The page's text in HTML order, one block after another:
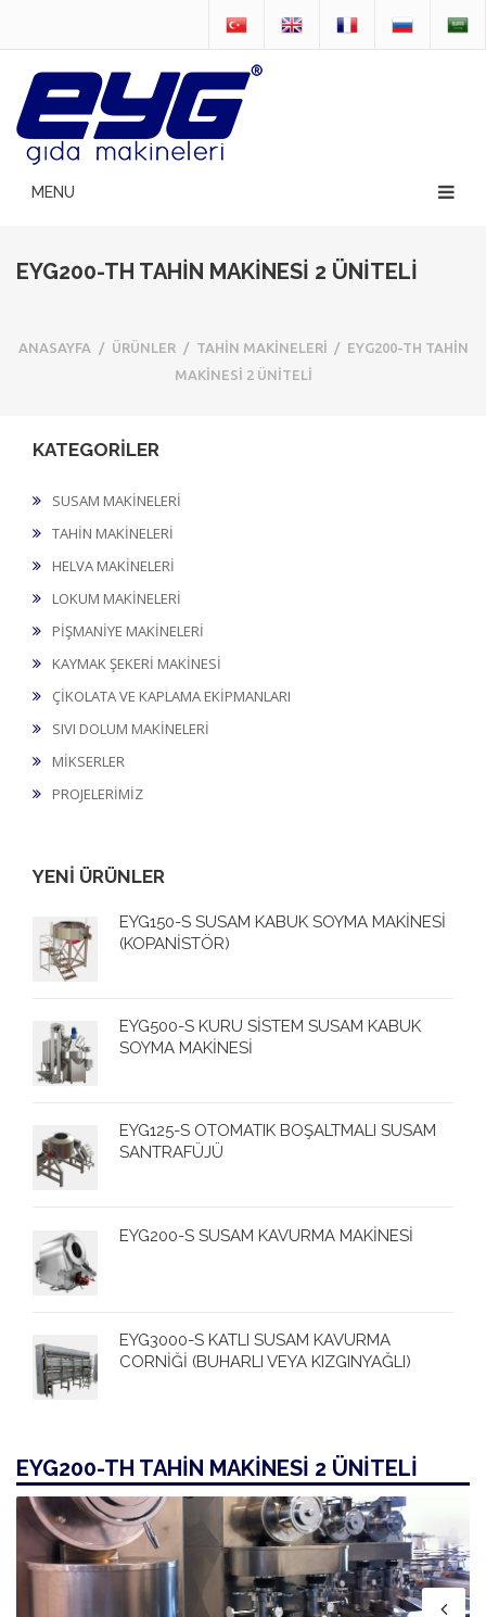
EYG200-TH TAHİN MAKİNESİ 2 ÜNİTELİ
ANASAYFA / ÜRÜNLER / TAHİN MAKİNELERİ /
EYG200-TH TAHİN
MAKİNESİ 2 ÜNİTELİ
KATEGORİLER
SUSAM MAKİNELERİ
TAHİN MAKİNELERİ
HELVA MAKİNELERİ
LOKUM MAKİNELERİ
PİŞMANİYE MAKİNELERİ
KAYMAK ŞEKERİ MAKİNESİ
ÇİKOLATA VE KAPLAMA EKİPMANLARI
SIVI DOLUM MAKİNELERİ
MİKSERLER
PROJELERİMİZ
YENİ ÜRÜNLER
EYG150-S SUSAM KABUK SOYMA MAKİNESİ
(KOPANİSTÖR)
EYG500-S KURU SİSTEM SUSAM KABUK
SOYMA MAKİNESİ
EYG125-S OTOMATIK BOŞALTMALI SUSAM
SANTRAFÜJÜ
EYG200-S SUSAM KAVURMA MAKİNESİ
EYG3000-S KATLI SUSAM KAVURMA
CORNİĞİ (BUHARLI VEYA KIZGINYAĞLI)
EYG200-TH TAHİN MAKİNESİ 2 ÜNİTELİ